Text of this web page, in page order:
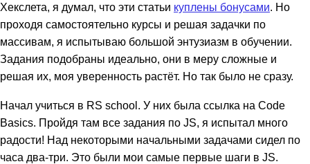
Хекслета, я думал, что эти статьи куплены бонусами. Но
проходя самостоятельно курсы и решая задачки по
массивам, я испытываю большой энтузиазм в обучении.
Задания подобраны идеально, они в меру сложные и
решая их, моя уверенность растёт. Но так было не сразу.
Начал учиться в RS school. У них была ссылка на Code
Basics. Пройдя там все задания по JS, я испытал много
радости! Над некоторыми начальными задачами сидел по
часа два-три. Это были мои самые первые шаги в JS.